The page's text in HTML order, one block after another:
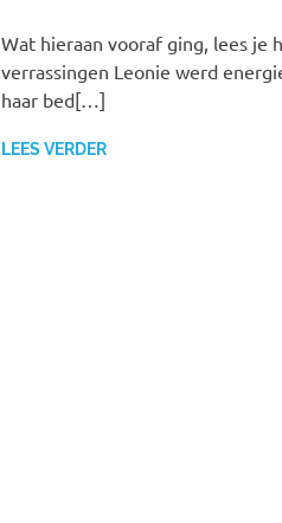
Wat hieraan vooraf ging, lees je
verrassingen Leonie werd
haar bed[…]
LEES VERDER